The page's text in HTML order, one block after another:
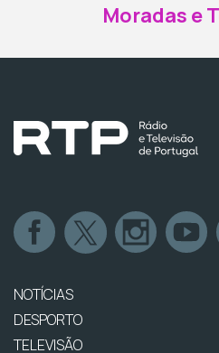
Moradas e
NOTÍCIAS
DESPORTO
TELEVISÃO